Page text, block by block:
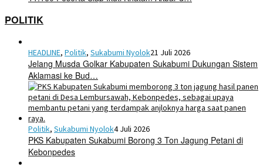
POLITIK
HEADLINE, Politik, Sukabumi Nyolok21 Juli 2026
Jelang Musda Golkar Kabupaten Sukabumi Dukungan Sistem
Aklamasi ke Bud…
Politik, Sukabumi Nyolok4 Juli 2026
PKS Kabupaten Sukabumi Borong 3 Ton Jagung Petani di
Kebonpedes